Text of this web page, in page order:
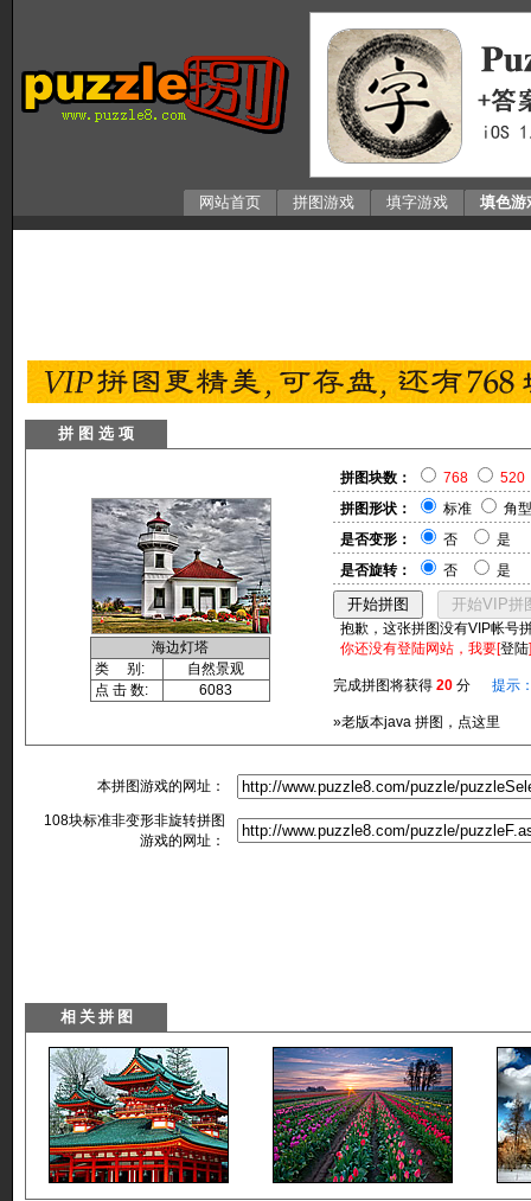
网站首页 拼图游戏 填字游戏 填色游
拼 图 选 项
海边灯塔
类 别:
自然景观
点 击 数:
6083
拼图块数： 768
520
拼图形状：
标准
角型
是否变形：
否
是
是否旋转：
否 是
抱歉，这张拼图没有VIP帐号
你还没有登陆网站，我要[登陆
完成拼图将获得 20 分 提示
»老版本java 拼图，点这里
本拼图游戏的网址：
108块标准非变形非旋转拼图
游戏的网址：